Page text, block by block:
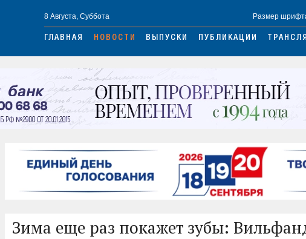
8 Августа, Суббота Размер
ГЛАВНАЯ НОВОСТИ ВЫПУСКИ ПУБЛИКАЦИИ
Зима еще раз покажет зубы: